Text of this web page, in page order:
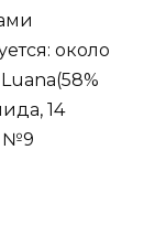
около
14
№9